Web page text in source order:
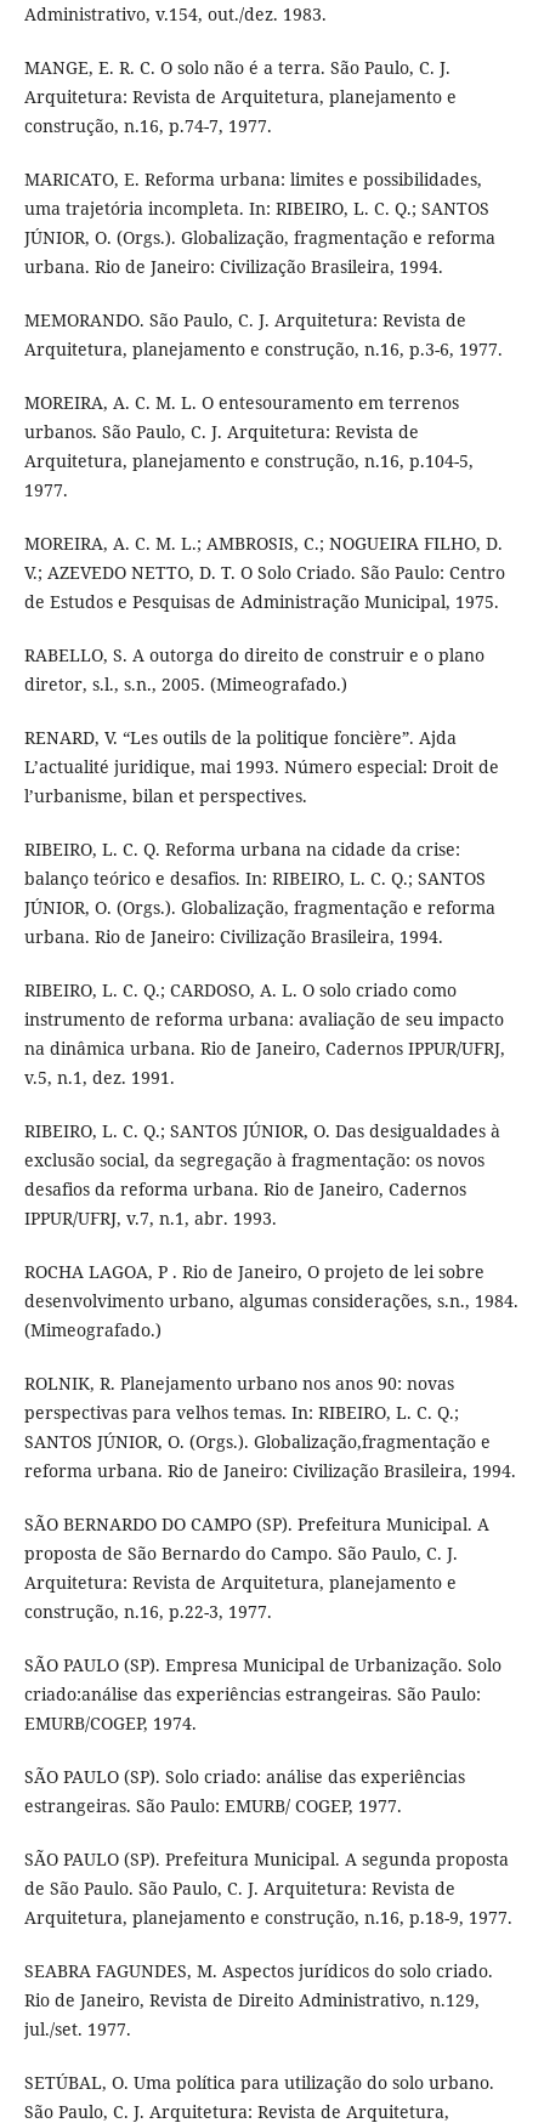
Administrativo, v.154, out./dez. 1983.
MANGE, E. R. C. O solo não é a terra. São Paulo, C. J.
Arquitetura: Revista de Arquitetura, planejamento e
construção, n.16, p.74-7, 1977.
MARICATO, E. Reforma urbana: limites e possibilidades,
uma trajetória incompleta. In: RIBEIRO, L. C. Q.; SANTOS
JÚNIOR, O. (Orgs.). Globalização, fragmentação e reforma
urbana. Rio de Janeiro: Civilização Brasileira, 1994.
MEMORANDO. São Paulo, C. J. Arquitetura: Revista de
Arquitetura, planejamento e construção, n.16, p.3-6, 1977.
MOREIRA, A. C. M. L. O entesouramento em terrenos
urbanos. São Paulo, C. J. Arquitetura: Revista de
Arquitetura, planejamento e construção, n.16, p.104-5,
1977.
MOREIRA, A. C. M. L.; AMBROSIS, C.; NOGUEIRA FILHO, D.
V.; AZEVEDO NETTO, D. T. O Solo Criado. São Paulo: Centro
de Estudos e Pesquisas de Administração Municipal, 1975.
RABELLO, S. A outorga do direito de construir e o plano
diretor, s.l., s.n., 2005. (Mimeografado.)
RENARD, V. “Les outils de la politique foncière”. Ajda
L’actualité juridique, mai 1993. Número especial: Droit de
l’urbanisme, bilan et perspectives.
RIBEIRO, L. C. Q. Reforma urbana na cidade da crise:
balanço teórico e desafios. In: RIBEIRO, L. C. Q.; SANTOS
JÚNIOR, O. (Orgs.). Globalização, fragmentação e reforma
urbana. Rio de Janeiro: Civilização Brasileira, 1994.
RIBEIRO, L. C. Q.; CARDOSO, A. L. O solo criado como
instrumento de reforma urbana: avaliação de seu impacto
na dinâmica urbana. Rio de Janeiro, Cadernos IPPUR/UFRJ,
v.5, n.1, dez. 1991.
RIBEIRO, L. C. Q.; SANTOS JÚNIOR, O. Das desigualdades à
exclusão social, da segregação à fragmentação: os novos
desafios da reforma urbana. Rio de Janeiro, Cadernos
IPPUR/UFRJ, v.7, n.1, abr. 1993.
ROCHA LAGOA, P . Rio de Janeiro, O projeto de lei sobre
desenvolvimento urbano, algumas considerações, s.n., 1984.
(Mimeografado.)
ROLNIK, R. Planejamento urbano nos anos 90: novas
perspectivas para velhos temas. In: RIBEIRO, L. C. Q.;
SANTOS JÚNIOR, O. (Orgs.). Globalização,fragmentação e
reforma urbana. Rio de Janeiro: Civilização Brasileira, 1994.
SÃO BERNARDO DO CAMPO (SP). Prefeitura Municipal. A
proposta de São Bernardo do Campo. São Paulo, C. J.
Arquitetura: Revista de Arquitetura, planejamento e
construção, n.16, p.22-3, 1977.
SÃO PAULO (SP). Empresa Municipal de Urbanização. Solo
criado:análise das experiências estrangeiras. São Paulo:
EMURB/COGEP, 1974.
SÃO PAULO (SP). Solo criado: análise das experiências
estrangeiras. São Paulo: EMURB/ COGEP, 1977.
SÃO PAULO (SP). Prefeitura Municipal. A segunda proposta
de São Paulo. São Paulo, C. J. Arquitetura: Revista de
Arquitetura, planejamento e construção, n.16, p.18-9, 1977.
SEABRA FAGUNDES, M. Aspectos jurídicos do solo criado.
Rio de Janeiro, Revista de Direito Administrativo, n.129,
jul./set. 1977.
SETÚBAL, O. Uma política para utilização do solo urbano.
São Paulo, C. J. Arquitetura: Revista de Arquitetura,